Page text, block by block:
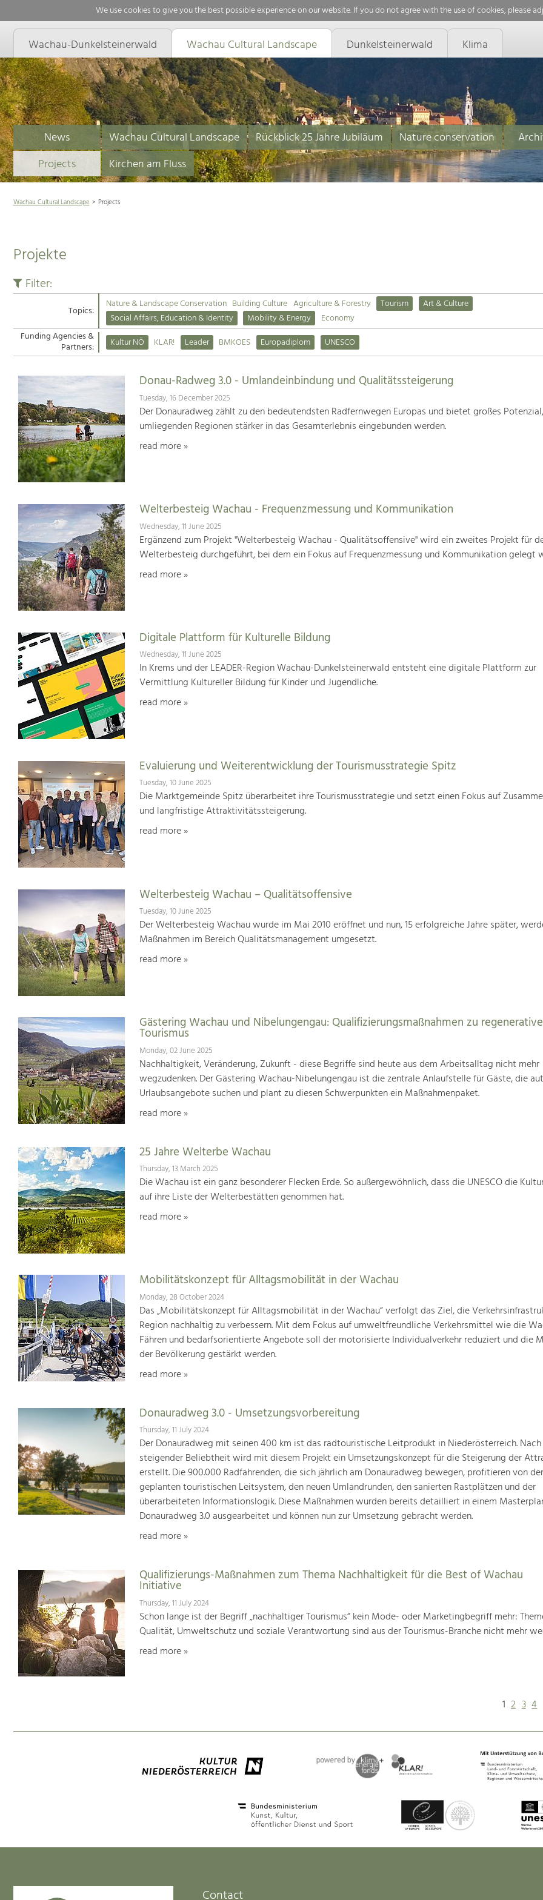
We use cookies to give you the best possible experience on our website. If you do not agree with the use of cookies, please
Wachau-Dunkelsteinerwald Wachau Cultural Landscape Dunkelsteinerwald Klima
News Wachau Cultural Landscape Rückblick 25 Jahre Jubiläum Nature conservation
Projects
Kirchen am Fluss
Wachau Cultural Landscape Projects
Projekte
Filter:
Topics: Nature & Landscape Conservation Building Culture Agriculture & Forestry Tourism
Art & Culture
Social Affairs, Education & Identity
Mobility & Energy
Economy
Funding Agencies &
Partners: Kultur NÖ KLAR! Leader BMKOES Europadiplom UNESCO
Donau-Radweg 3.0 - Umlandeinbindung und Qualitätssteigerung
Tuesday, 16 December 2025
Der Donauradweg zählt zu den bedeutendsten Radfernwegen Europas und bietet großes
umliegenden Regionen stärker in das Gesamterlebnis eingebunden werden.
read more »
Welterbesteig Wachau - Frequenzmessung und Kommunikation
Wednesday, 11 June 2025
Ergänzend zum Projekt "Welterbesteig Wachau - Qualitätsoffensive" wird ein zweites Projekt für
Welterbesteig durchgeführt, bei dem ein Fokus auf Frequenzmessung und Kommunikation gelegt
read more »
Digitale Plattform für Kulturelle Bildung
Wednesday, 11 June 2025
In Krems und der LEADER-Region Wachau-Dunkelsteinerwald entsteht eine digitale Plattform zur
Vermittlung Kultureller Bildung für Kinder und Jugendliche.
read more »
Evaluierung und Weiterentwicklung der Tourismusstrategie Spitz
Tuesday, 10 June 2025
Die Marktgemeinde Spitz überarbeitet ihre Tourismusstrategie und setzt einen Fokus auf
und langfristige Attraktivitätssteigerung.
read more »
Welterbesteig Wachau – Qualitätsoffensive
Tuesday, 10 June 2025
Der Welterbesteig Wachau wurde im Mai 2010 eröffnet und nun, 15 erfolgreiche Jahre später,
Maßnahmen im Bereich Qualitätsmanagement umgesetzt.
read more »
Gästering Wachau und Nibelungengau: Qualifizierungsmaßnahmen zu
Tourismus
Monday, 02 June 2025
Nachhaltigkeit, Veränderung, Zukunft - diese Begriffe sind heute aus dem Arbeitsalltag nicht mehr
wegzudenken. Der Gästering Wachau-Nibelungengau ist die zentrale Anlaufstelle für Gäste, die
Urlaubsangebote suchen und plant zu diesen Schwerpunkten ein Maßnahmenpaket.
read more »
25 Jahre Welterbe Wachau
Thursday, 13 March 2025
Die Wachau ist ein ganz besonderer Flecken Erde. So außergewöhnlich, dass die UNESCO die
auf ihre Liste der Welterbestätten genommen hat.
read more »
Mobilitätskonzept für Alltagsmobilität in der Wachau
Monday, 28 October 2024
Das „Mobilitätskonzept für Alltagsmobilität in der Wachau“ verfolgt das Ziel, die
Region nachhaltig zu verbessern. Mit dem Fokus auf umweltfreundliche Verkehrsmittel wie die
Fähren und bedarfsorientierte Angebote soll der motorisierte Individualverkehr reduziert und die
der Bevölkerung gestärkt werden.
read more »
Donauradweg 3.0 - Umsetzungsvorbereitung
Thursday, 11 July 2024
Der Donauradweg mit seinen 400 km ist das radtouristische Leitprodukt in Niederösterreich. Nach
steigender Beliebtheit wird mit diesem Projekt ein Umsetzungskonzept für die Steigerung der
erstellt. Die 900.000 Radfahrenden, die sich jährlich am Donauradweg bewegen, profitieren von
geplanten touristischen Leitsystem, den neuen Umlandrunden, den sanierten Rastplätzen und der
überarbeiteten Informationslogik. Diese Maßnahmen wurden bereits detailliert in einem
Donauradweg 3.0 ausgearbeitet und können nun zur Umsetzung gebracht werden.
read more »
Qualifizierungs-Maßnahmen zum Thema Nachhaltigkeit für die Best of Wachau
Initiative
Thursday, 11 July 2024
Schon lange ist der Begriff „nachhaltiger Tourismus“ kein Mode- oder Marketingbegriff mehr:
Qualität, Umweltschutz und soziale Verantwortung sind aus der Tourismus-Branche nicht mehr
read more »
1 2 3 4
Contact